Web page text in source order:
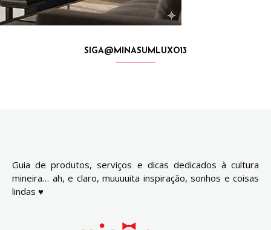
SIGA@MINASUMLUXO13
Guia de produtos, serviços e dicas dedicados à cultura
mineira… ah, e claro, muuuuita inspiração, sonhos e coisas
lindas ♥